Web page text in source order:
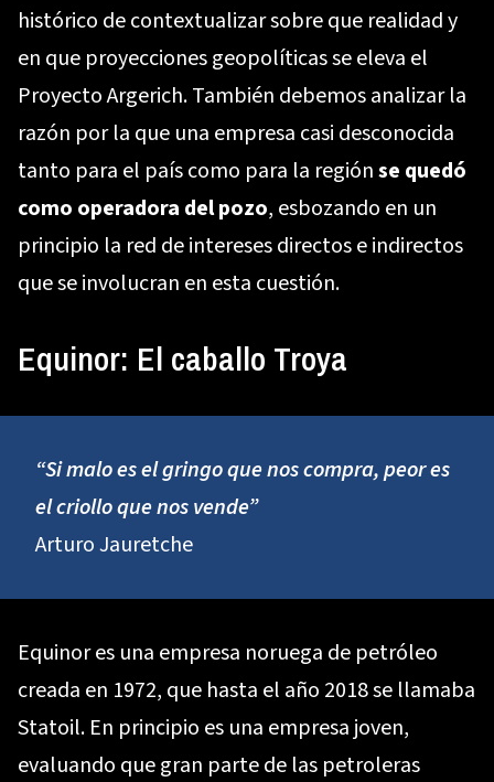
histórico de contextualizar sobre que realidad y
en que proyecciones geopolíticas se eleva el
Proyecto Argerich. También debemos analizar la
razón por la que una empresa casi desconocida
tanto para el país como para la regiónse quedó
como operadora del pozo, esbozando en un
principio la red de intereses directos e indirectos
que se involucran en esta cuestión.
Equinor: El caballo Troya
“Si malo es el gringo que nos compra, peor es
el criollo que nos vende”
Arturo Jauretche
Equinor es una empresa noruega de petróleo
creada en 1972, que hasta el año 2018 se llamaba
Statoil. En principio es una empresa joven,
evaluando que gran parte de las petroleras